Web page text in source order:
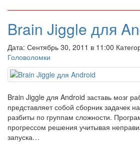
Brain Jiggle для
Дата: Сентябрь 30, 2011 в 11:00
Головоломки
Brain Jiggle для Android заставь мозг
представляет собой сборник задачек
разбиты по группам сложности.
прогрессом решения учитывая
запуска…